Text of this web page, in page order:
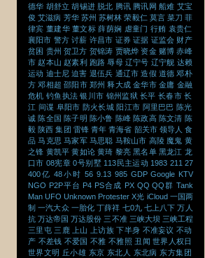
德华 胡舒立 胡锡进 脱北 腾讯 腾讯网 船难 艾宝
俊 艾滋病 芳华 苏州 苏树林 荣毅仁 莫言 菜刀 菲
律宾 董建华 董文标 薛荫娴 虐童门 行贿 袁贵仁
襄阳市 警方 讨薪 许昌市 证券 证据 证监会 财产
贫困 贵州 贺卫方 贺锦涛 贾晓烨 资金 赌博 赤峰
市 赵本山 赵素利 跑路 辱母 辽宁号 辽宁舰 达赖
运动 迪士尼 迫害 退伍兵 通辽市 造假 道德 邓朴
方 邓相超 邵阳市 郑州 释大成 金华市 金庸 金融
危机 钓鱼执法 银川市 锦州监狱 长平 长春市 长
江 间谍 阜阳市 防火长城 阳江市 阿里巴巴 陈光
诚 陈全国 陈子明 陈小鲁 陈峰 陈政高 陈文清 陈
毅 陕西 集团 雷锋 青年 青海省 韶关市 领导人 食
品 马克思 马家军 马思聪 马鞍山市 高陵 魔鬼 黄
之锋 黄凯平 黄如论 黄琦 黎亮 黑名单 黑龙江 龙
口市 08宪章 0号别墅 113民主运动 1983 211 27
400亿 48小时 56 9.13 985 GDP Google KTV
NGO P2P平台 P4 PS合成 PX QQ QQ群 Tank
Man UFO Unknown Protester X光 iCloud 一国两
制 一汽大众 一胎化 丁薛祥 七0九 七上八下 万人
抗 万达帝国 万达股份 三不准 三峡大坝 三峡工程
三里屯 三鹿 上山 上访族 下半身 不准妄议 不动
产 不差钱 不爱国 不雅 不雅照 丑闻 世界人权日
世界文明 丘小雄 东京 东北人 东北病 东方集团